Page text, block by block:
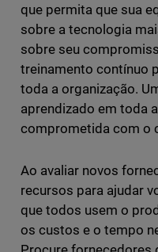
que permita que sua
sobre a tecnologia
sobre seu
treinamento contínuo
toda a organização.
aprendizado em toda
comprometida com o
Ao avaliar novos
recursos para ajudar
que todos usem o
os custos e o tempo